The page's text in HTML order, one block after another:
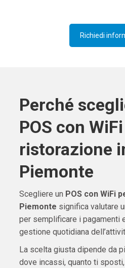
Richiedi
Perché
POS con
ristorazione
Piemonte
Scegliere un POS con WiFi
Piemonte significa valutare
per semplificare i pagamenti
gestione quotidiana
La scelta giusta dipende da
dove incassi, quanto ti